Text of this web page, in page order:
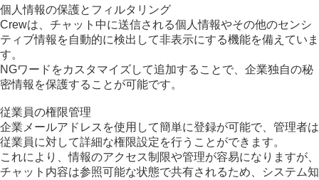
個人情報の保護とフィルタリング
Crewは、チャット中に送信される個人情報やその他のセンシ
ティブ情報を自動的に検出して非表示にする機能を備えていま
す。
NGワードをカスタマイズして追加することで、企業独自の秘
密情報を保護することが可能です。
従業員の権限管理
企業メールアドレスを使用して簡単に登録が可能で、管理者は
従業員に対して詳細な権限設定を行うことができます。
これにより、情報のアクセス制限や管理が容易になりますが、
チャット内容は参照可能な状態で共有されるため、システム知